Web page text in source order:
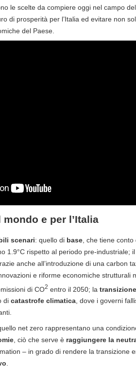
le scelte da compiere oggi nel campo
di prosperità per l’Italia ed evitare non
del Paese.
e per l’Italia
scenari: quello di base , che tiene
1.9°C rispetto al periodo pre-industriale; il
anche all’introduzione di una carbon
e riforme economiche strutturali
di CO2 entro il 2050; la
di catastrofe climatica, dove i governi
net zero rappresentano una
, ciò che serve è raggiungere la
– in grado di rendere la transizione
.